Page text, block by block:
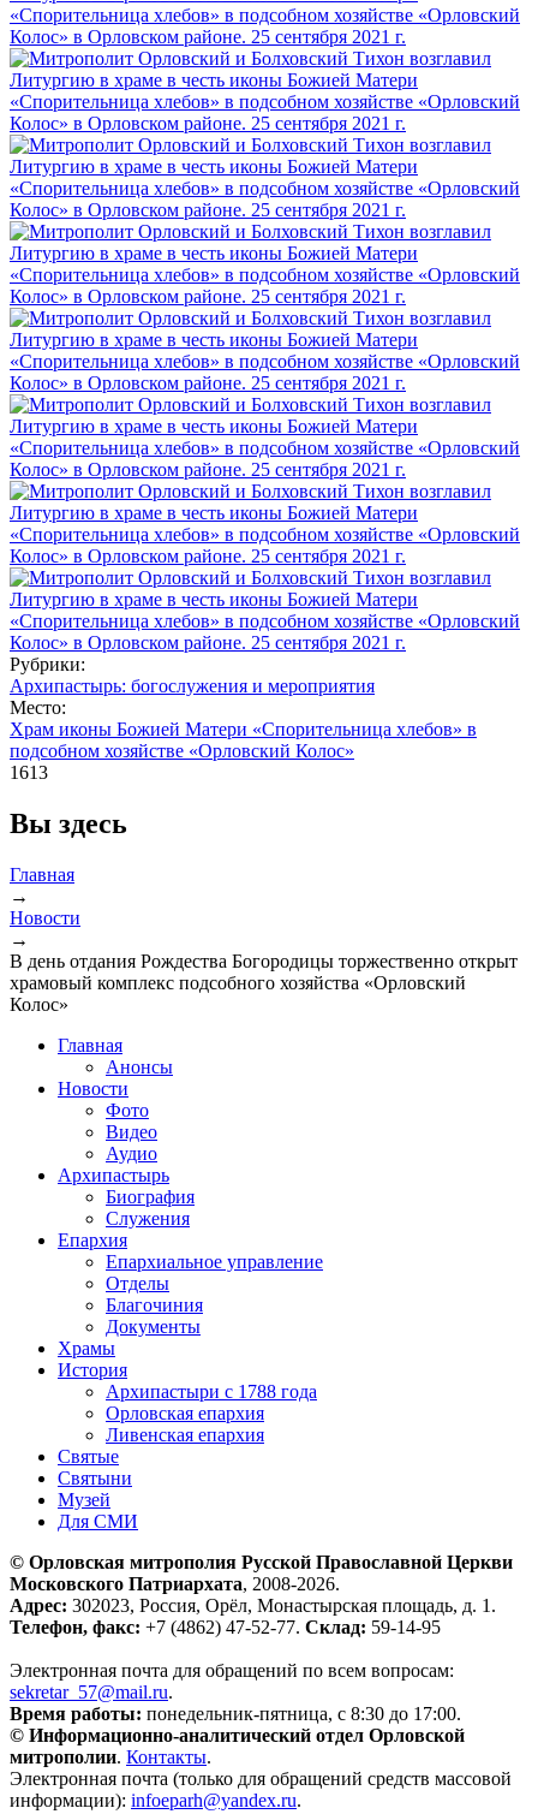
Рубрики:
Архипастырь: богослужения и мероприятия
Место:
Храм иконы Божией Матери «Спорительница хлебов» в
подсобном хозяйстве «Орловский Колос»
1613
Вы здесь
Главная
→
Новости
→
В день отдания Рождества Богородицы торжественно открыт
храмовый комплекс подсобного хозяйства «Орловский
Колос»
Главная
Анонсы
Новости
Фото
Видео
Аудио
Архипастырь
Биография
Служения
Епархия
Епархиальное управление
Отделы
Благочиния
Документы
Храмы
История
Архипастыри с 1788 года
Орловская епархия
Ливенская епархия
Святые
Святыни
Музей
Для СМИ
© Орловская митрополия Русской Православной Церкви
Московского Патриархата, 2008-2026.
Адрес: 302023, Россия, Орёл, Монастырская площадь, д. 1.
Телефон, факс: +7 (4862) 47-52-77. Склад: 59-14-95
Электронная почта для обращений по всем вопросам:
sekretar_57@mail.ru.
Время работы: понедельник-пятница, с 8:30 до 17:00.
© Информационно-аналитический отдел Орловской
митрополии. Контакты.
Электронная почта (только для обращений средств массовой
информации): infoeparh@yandex.ru.